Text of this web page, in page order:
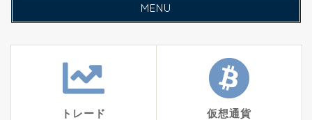
MENU
トレード 仮想通貨